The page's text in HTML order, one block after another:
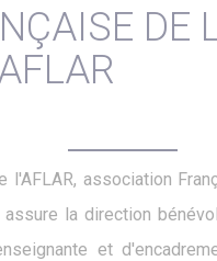
DE
association
la direction
et